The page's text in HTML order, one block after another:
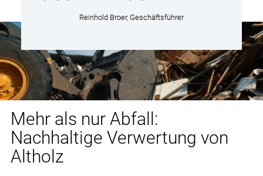
Reinhold Broer, Geschäftsführer
Mehr als nur Abfall:
Nachhaltige Verwertung von
Altholz